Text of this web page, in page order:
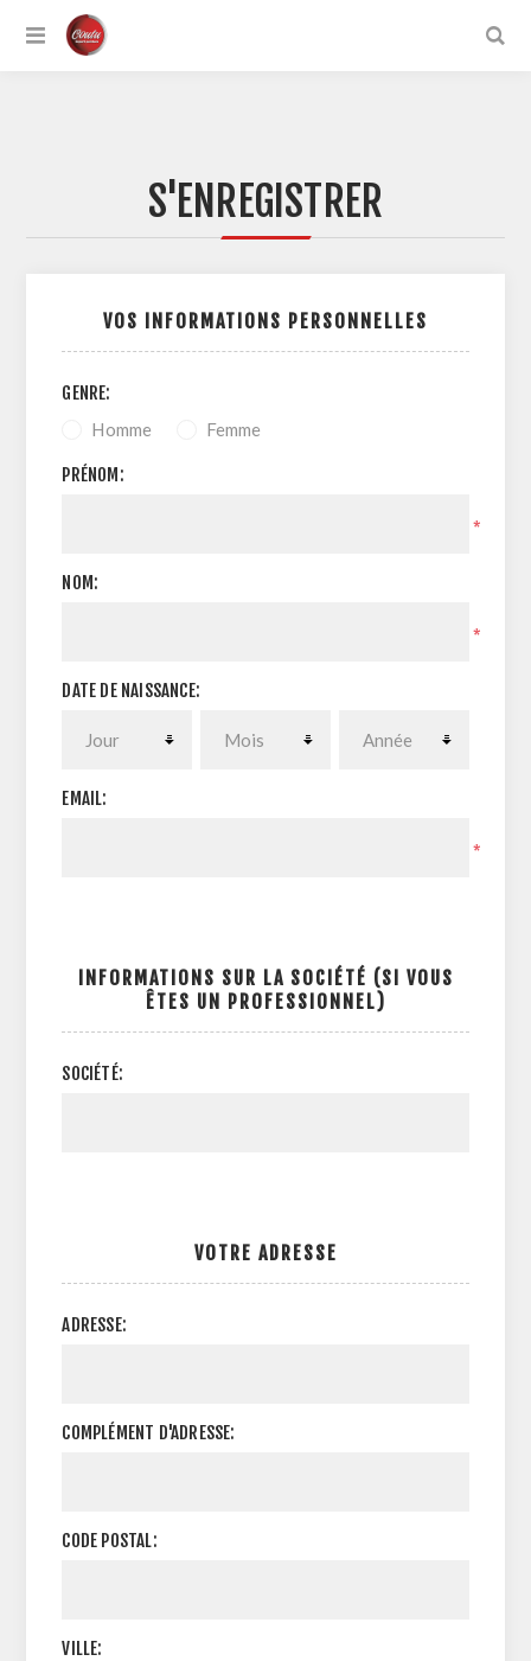
S'ENREGISTRER
VOS INFORMATIONS PERSONNELLES
GENRE:
Homme Femme
PRÉNOM:
*
NOM:
*
DATE DE NAISSANCE:
EMAIL:
*
INFORMATIONS SUR LA SOCIÉTÉ (SI VOUS
ÊTES UN PROFESSIONNEL)
SOCIÉTÉ:
VOTRE ADRESSE
ADRESSE:
COMPLÉMENT D'ADRESSE:
CODE POSTAL:
VILLE: